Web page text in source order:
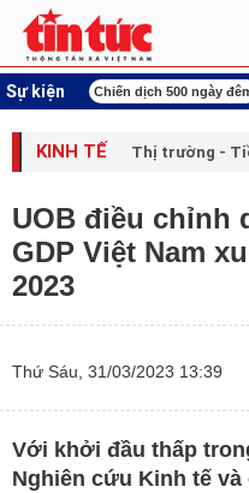
Sự kiện
mạng Chiến dịch 500 ngày
KINH TẾ Thị trường -
UOB điều chỉnh
GDP Việt Nam
2023
Thứ Sáu, 31/03/2023 13:39
Với khởi đầu thấp
Nghiên cứu Kinh tế